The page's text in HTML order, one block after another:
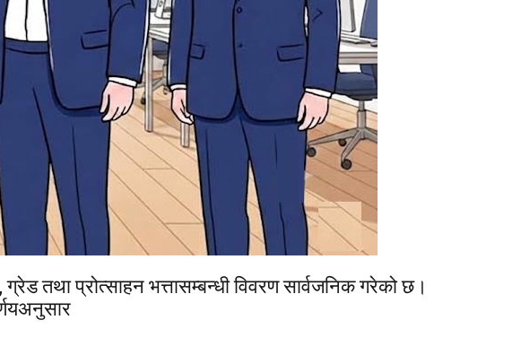
तथा प्रोत्साहन भत्तासम्बन्धी विवरण सार्वजनिक गरेको छ।